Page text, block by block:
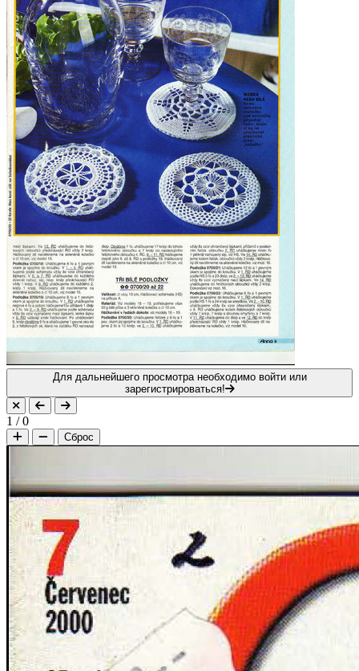
Для дальнейшего просмотра необходимо войти или
зарегистрироваться!
1 /0
Сброс